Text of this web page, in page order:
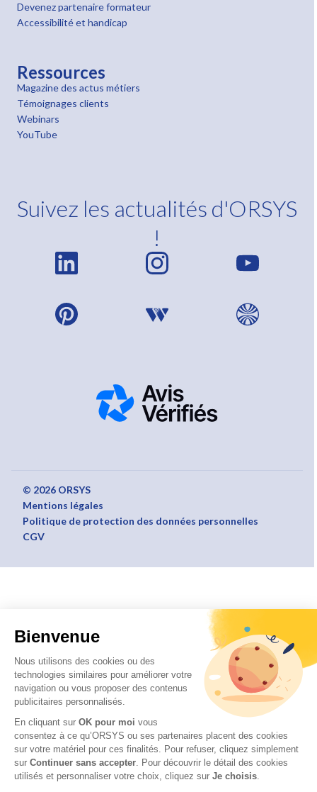
Bienvenue
Nous utilisons des cookies ou des
technologies similaires pour améliorer votre
navigation ou vous proposer des contenus
publicitaires personnalisés.
En cliquant sur OK pour moi vous
consentez à ce qu’ORSYS ou ses partenaires placent des cookies
sur votre matériel pour ces finalités. Pour refuser, cliquez simplement
sur Continuer sans accepter. Pour découvrir le détail des cookies
utilisés et personnaliser votre choix, cliquez sur Je choisis.
Devenez partenaire formateur
Accessibilité et handicap
Ressources
Magazine des actus métiers
Témoignages clients
Webinars
YouTube
Suivez les actualités d'ORSYS
!
© 2026 ORSYS
Mentions légales
Politique de protection des données personnelles
CGV